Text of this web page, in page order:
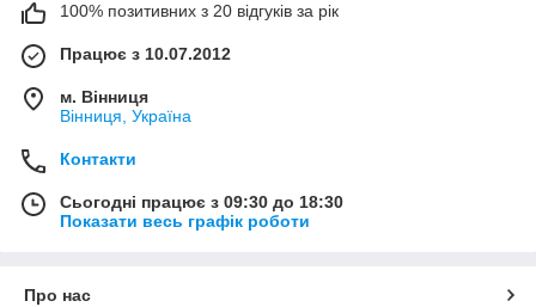
100% позитивних з 20 відгуків за рік
Працює з 10.07.2012
м. Вінниця
Вінниця, Україна
Контакти
Сьогодні працює з 09:30 до 18:30
Показати весь графік роботи
Про нас